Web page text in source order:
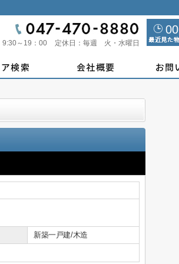
9:30～19：00 定休日： 毎週 火・水曜日
00
新築一戸建/木造